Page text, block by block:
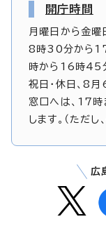
開庁時間
月曜日から金曜
8時30分から17
時から16時45
祝日・休日、8
窓口へは、17時
します。（ただ
広